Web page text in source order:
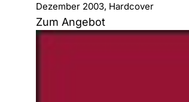
Dezember 2003, Hardcover
Zum Angebot